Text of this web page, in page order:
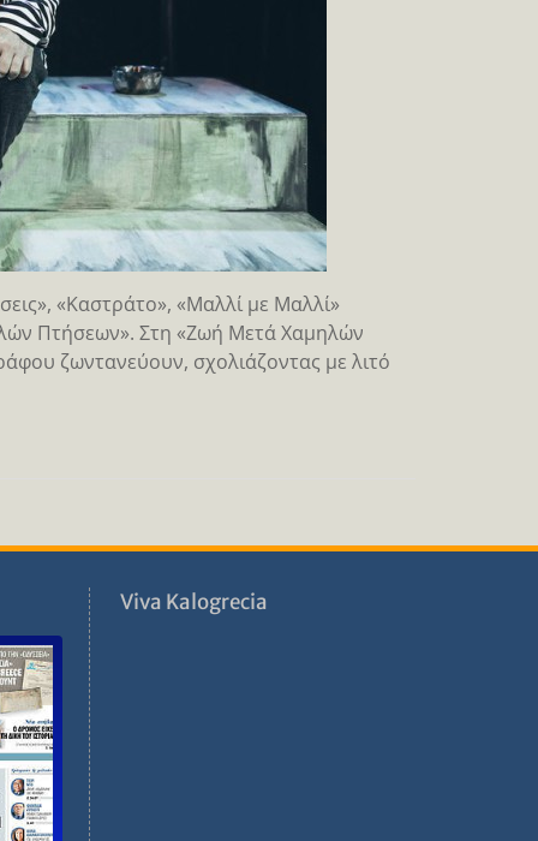
«Καστράτο», «Μαλλί με Μαλλί»
Πτήσεων». Στη «Ζωή Μετά Χαμηλών
ζωντανεύουν, σχολιάζοντας με λιτό
Viva Kalogrecia